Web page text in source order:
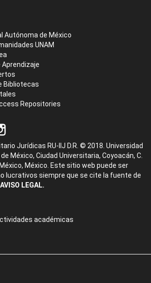
Autónoma de México
UNAM
Aprendizaje
Bibliotecas
Repositories
Jurídicas RU-IIJ D.R. © 2018. Universidad
México, Ciudad Universitaria, Coyoacán, C.
México. Este sitio web puede ser
lucrativos siempre que se cite la fuente de
AVISO LEGAL.
académicas